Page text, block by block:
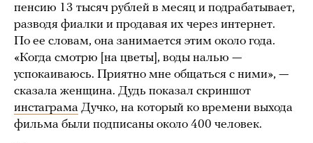
пенсию 13 тысяч рублей в месяц и подрабатывает,
разводя фиалки и продавая их через интернет.
По ее словам, она занимается этим около года.
«Когда смотрю [на цветы], воды налью —
успокаиваюсь. Приятно мне общаться с ними», —
сказала женщина. Дудь показал скриншот
инстаграма Дучко, на который ко времени выхода
фильма были подписаны около 400 человек.